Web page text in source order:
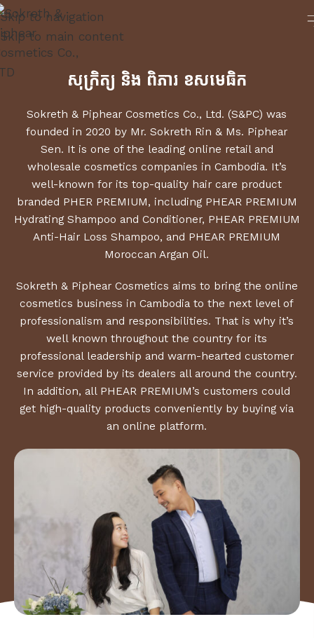
Skip to navigation
Skip to main content
សុក្រិត្យ និង ពិភារ ខសមេធិក
Sokreth & Piphear Cosmetics Co., Ltd. (S&PC) was
founded in 2020 by Mr. Sokreth Rin & Ms. Piphear
Sen. It is one of the leading online retail and
wholesale cosmetics companies in Cambodia. It’s
well-known for its top-quality hair care product
branded PHER PREMIUM, including PHEAR PREMIUM
Hydrating Shampoo and Conditioner, PHEAR PREMIUM
Anti-Hair Loss Shampoo, and PHEAR PREMIUM
Moroccan Argan Oil.
Sokreth & Piphear Cosmetics aims to bring the online
cosmetics business in Cambodia to the next level of
professionalism and responsibilities. That is why it’s
well known throughout the country for its
professional leadership and warm-hearted customer
service provided by its dealers all around the country.
In addition, all PHEAR PREMIUM’s customers could
get high-quality products conveniently by buying via
an online platform.